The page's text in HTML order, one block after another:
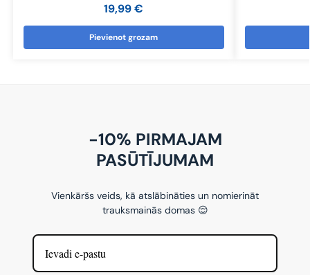
19,99€
Pievienot grozam
-10% PIRMAJAM
PASŪTĪJUMAM
Vienkāršs veids, kā atslābināties un nomierināt
trauksmainās domas 😌